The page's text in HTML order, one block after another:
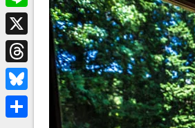
c
e
b
o
o
k
a
t
e
n
a
L
i
n
X
T
h
r
B